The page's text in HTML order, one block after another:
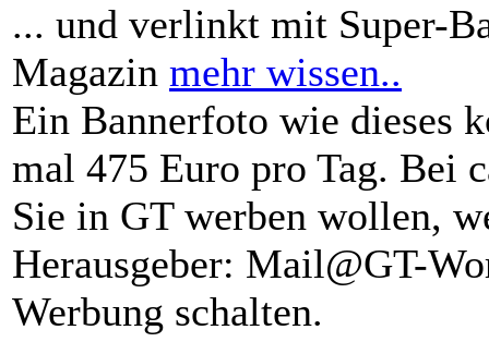
... und verlinkt mit Super-
Magazin mehr wissen..
Ein Bannerfoto wie dieses
mal 475 Euro pro Tag. Bei
Sie in GT werben wollen,
Herausgeber: Mail@GT-
Werbung schalten.